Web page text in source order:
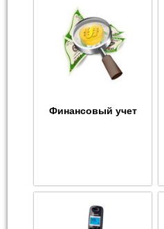
Финансовый учет